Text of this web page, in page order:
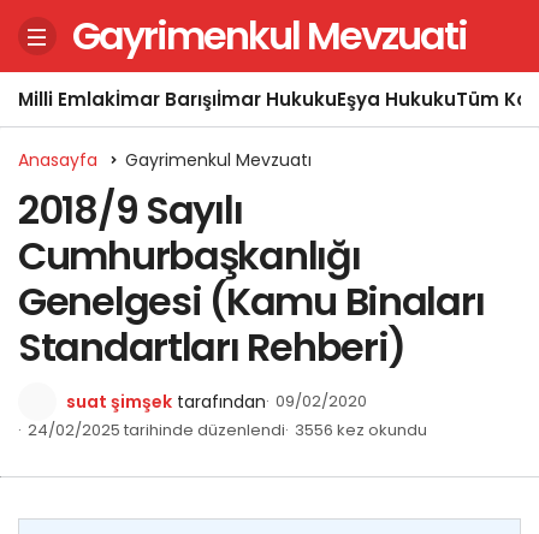
Gayrimenkul Mevzuati
Milli Emlakİmar Barışıİmar HukukuEşya HukukuTüm
Anasayfa Gayrimenkul Mevzuatı
2018/9 Sayılı
Cumhurbaşkanlığı
Genelgesi (Kamu Binaları
Standartları Rehberi)
suat şimşek tarafından 09/02/2020
24/02/2025 tarihinde düzenlendi 3556 kez okundu